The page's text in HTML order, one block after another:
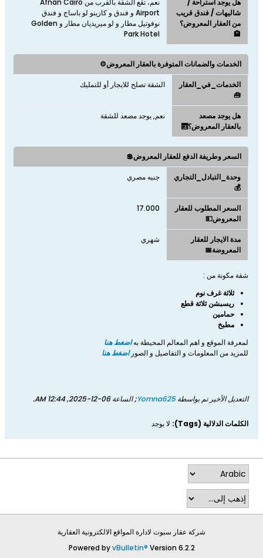
هل يوجد استراحة /
شاليهات / فندق قريب
من العقار المعروض؟
🏨
نعم، تقع الشقة بالقرب من Afnan Cairo
Airport و فندق و كازينو لو باساج و فندق
نوفوتيل مطار و لو ميريديان مطار و Golden
Park Hotel
الخدمات والضمانات المتوفرة بالعقار المعروض⚙️
الخدمات_في_العقار
🧰
الشقة تصلح للايجار أو للتمليك
هل يوجد مصعد
بالعقار المعروض؟🛗
نعم, يوجد مصعد للشقة
السعر وطريفة الدفع للعقار المعروض💲
وحدة_التبادل_التجاري
💰
جنيه مصري
السعر المطلوب للعقار
المعروض💵
17.000
مدة الايجار للعقار
المعروضة📅
شهري
شقة مكونة من :
ثلاثة غرف نوم
ريسبشن ثلاثة قطع
حمامين
مطبخ
لمعرفة الموقع و اهم المعالم المحيطة بهاضغط هنا
للمزيد من المعلومات و التفاصيل و الصور اضغط هنا
التعديل الأخير تم بواسطةYomna625; الساعة06-12-2025, 12:44 AM
.
الكلمات الدلالية (Tags): لا يوجد
شركة عقار سبوت لادارة المواقع الالكترونية العقارية
Powered byvBulletin® Version 6.2.2